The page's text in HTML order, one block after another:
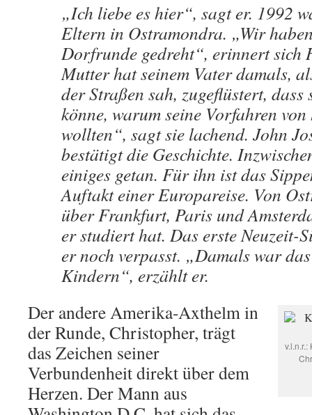
„Ich liebe es hier“, sagt er. 1992
Eltern in Ostramondra. „Wir
Dorfrunde gedreht“, erinnert sich
Mutter hat seinem Vater damals,
der Straßen sah, zugeflüstert, dass
könne, warum seine Vorfahren
wollten“, sagt sie lachend. John
bestätigt die Geschichte.
einiges getan. Für ihn ist das
Auftakt einer Europareise. Von
über Frankfurt, Paris und
er studiert hat. Das erste Neuzeit-
er noch verpasst. „Damals war
Kindern“, erzählt er.
Der andere Amerika-Axthelm in
der Runde, Christopher, trägt
das Zeichen seiner
Verbundenheit direkt über dem
Herzen. Der Mann aus